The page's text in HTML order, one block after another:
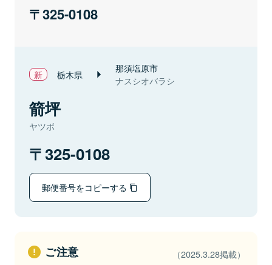
325-0108
栃木県 那須塩原市
ナスシオバラシ
箭坪
ヤツボ
325-0108
郵便番号をコピーする
ご注意 （2025.3.28掲載）